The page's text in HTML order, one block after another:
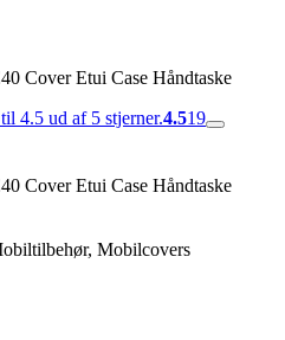
Cover Etui Case Håndtaske
4.5 ud af 5 stjerner.4.519
Cover Etui Case Håndtaske
Mobilcovers